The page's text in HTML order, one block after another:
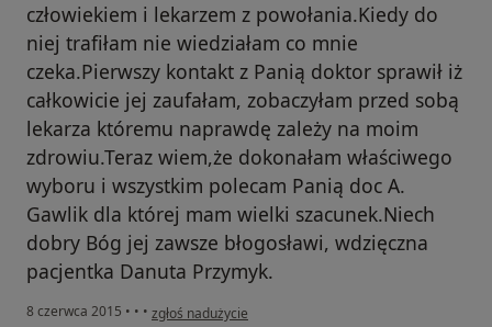
człowiekiem i lekarzem z powołania.Kiedy do
niej trafiłam nie wiedziałam co mnie
czeka.Pierwszy kontakt z Panią doktor sprawił iż
całkowicie jej zaufałam, zobaczyłam przed sobą
lekarza któremu naprawdę zależy na moim
zdrowiu.Teraz wiem,że dokonałam właściwego
wyboru i wszystkim polecam Panią doc A.
Gawlik dla której mam wielki szacunek.Niech
dobry Bóg jej zawsze błogosławi, wdzięczna
pacjentka Danuta Przymyk.
8 czerwca 2015 • • • w opinii użytkownika Konto zostało usunięte
zgłoś nadużycie